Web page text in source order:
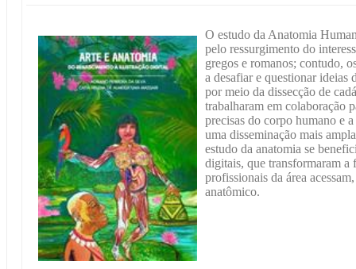
O estudo da Anatomia
pelo ressurgimento do
gregos e romanos; contudo,
a desafiar e questionar ideias
por meio da dissecção de
trabalharam em colaboração
precisas do corpo humano e
uma disseminação mais
estudo da anatomia se
digitais, que transformaram a
profissionais da área
anatômico.